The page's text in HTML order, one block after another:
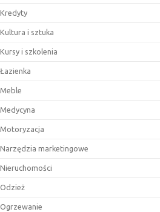
Kredyty
Kultura i sztuka
Kursy i szkolenia
Łazienka
Meble
Medycyna
Motoryzacja
Narzędzia marketingowe
Nieruchomości
Odzież
Ogrzewanie